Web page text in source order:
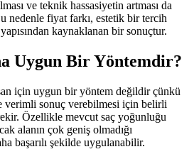
ve teknik hassasiyetin artması da
nedenle fiyat farkı, estetik bir tercih
kaynaklanan bir sonuçtur.
Uygun Bir Yöntemdir?
için uygun bir yöntem değildir çünkü
verimli sonuç verebilmesi için belirli
Özellikle mevcut saç yoğunluğu
alanın çok geniş olmadığı
başarılı şekilde uygulanabilir.